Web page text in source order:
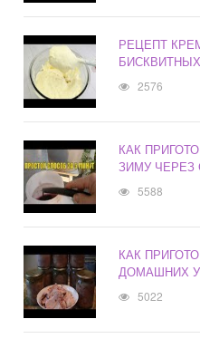
РЕЦЕПТ
2576
КАК
ЗИМУ
5588
КАК
ДОМАШНИХ
5022